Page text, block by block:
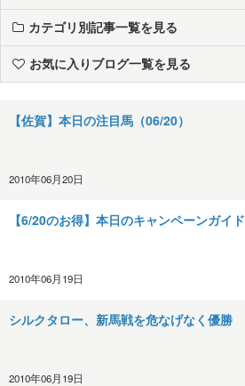
カテゴリ別記事一覧を見る
お気に入りブログ一覧を見る
【佐賀】本日の注目馬（06/20）
2010年06月20日
【6/20のお得】本日のキャンペーンガイド
2010年06月19日
シルクタロー、新馬戦を危なげなく優勝
2010年06月19日